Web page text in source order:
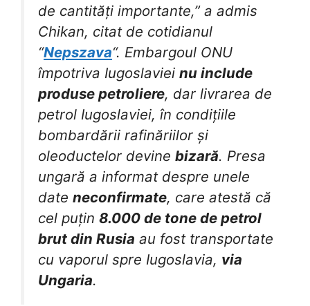
de cantități importante,” a admis
Chikan, citat de cotidianul
“Nepszava“. Embargoul ONU
împotriva Iugoslaviei nu include
produse petroliere, dar livrarea de
petrol Iugoslaviei, în condițiile
bombardării rafinăriilor și
oleoductelor devine bizară. Presa
ungară a informat despre unele
date neconfirmate, care atestă că
cel puțin 8.000 de tone de petrol
brut din Rusia au fost transportate
cu vaporul spre Iugoslavia, via
Ungaria.